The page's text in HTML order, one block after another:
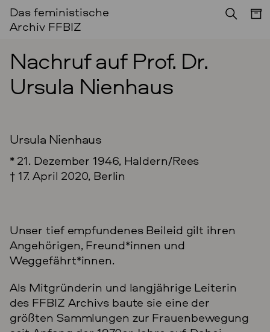
Das feministische
Archiv FFBIZ
Nachruf auf Prof. Dr.
Ursula Nienhaus
IN EIGENER SACHE
Ursula Nienhaus
* 21. Dezember 1946, Haldern/Rees
† 17. April 2020, Berlin
Unser tief empfundenes Beileid gilt ihren
Angehörigen, Freund*innen und
Weggefährt*innen.
Als Mitgründerin und langjährige Leiterin
des FFBIZ Archivs baute sie eine der
größten Sammlungen zur Frauenbewegung